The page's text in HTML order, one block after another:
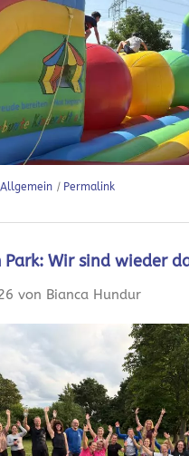
Allgemein | Permalink
Park: Wir sind wieder
von Bianca Hundur